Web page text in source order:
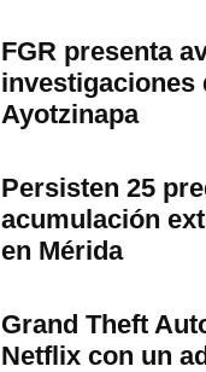
FGR presenta
investigaciones
Ayotzinapa
Persisten 25
acumulación
en Mérida
Grand Theft
Netflix con un